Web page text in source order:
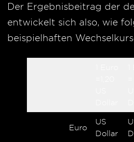
Der Ergebnisbeitrag der
entwickelt sich also, wie
beispielhaften
Euro
US
Dollar